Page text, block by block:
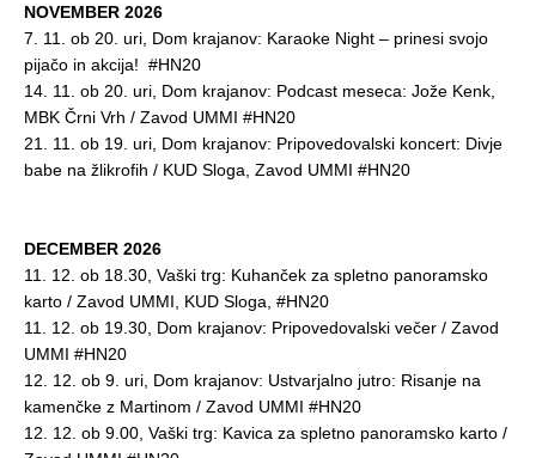
NOVEMBER 2026
7. 11. ob 20. uri, Dom krajanov: Karaoke Night – prinesi svojo
pijačo in akcija! #HN20
14. 11. ob 20. uri, Dom krajanov: Podcast meseca: Jože Kenk,
MBK Črni Vrh / Zavod UMMI #HN20
21. 11. ob 19. uri, Dom krajanov: Pripovedovalski koncert: Divje
babe na žlikrofih / KUD Sloga, Zavod UMMI #HN20
DECEMBER 2026
11. 12. ob 18.30, Vaški trg: Kuhanček za spletno panoramsko
karto / Zavod UMMI, KUD Sloga, #HN20
11. 12. ob 19.30, Dom krajanov: Pripovedovalski večer / Zavod
UMMI #HN20
12. 12. ob 9. uri, Dom krajanov: Ustvarjalno jutro: Risanje na
kamenčke z Martinom / Zavod UMMI #HN20
12. 12. ob 9.00, Vaški trg: Kavica za spletno panoramsko karto /